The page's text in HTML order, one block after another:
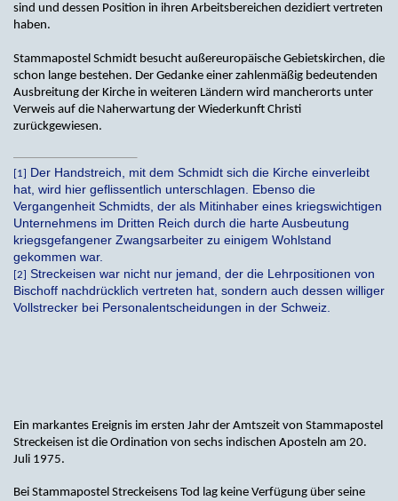
sind und dessen Position in ihren Arbeitsbereichen dezidiert vertreten
haben.
Stammapostel Schmidt besucht außereuropäische Gebietskirchen, die
schon lange bestehen. Der Gedanke einer zahlenmäßig bedeutenden
Ausbreitung der Kirche in weiteren Ländern wird mancherorts unter
Verweis auf die Naherwartung der Wiederkunft Christi
zurückgewiesen.
[1] Der Handstreich, mit dem Schmidt sich die Kirche einverleibt
hat, wird hier geflissentlich unterschlagen. Ebenso die
Vergangenheit Schmidts, der als Mitinhaber eines kriegswichtigen
Unternehmens im Dritten Reich durch die harte Ausbeutung
kriegsgefangener Zwangsarbeiter zu einigem Wohlstand
gekommen war.
[2] Streckeisen war nicht nur jemand, der die Lehrpositionen von
Bischoff nachdrücklich vertreten hat, sondern auch dessen williger
Vollstrecker bei Personalentscheidungen in der Schweiz.
Ein markantes Ereignis im ersten Jahr der Amtszeit von Stammapostel
Streckeisen ist die Ordination von sechs indischen Aposteln am 20.
Juli 1975.
Bei Stammapostel Streckeisens Tod lag keine Verfügung über seine